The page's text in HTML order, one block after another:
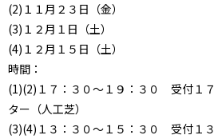
(2)１１月２３日（金）
(3)１２月１日（土）
(4)１２月１５日（土）
時間：
(1)(2)１７：３０～１９：３０ 受付１
ター（人工芝）
(3)(4)１３：３０～１５：３０ 受付１